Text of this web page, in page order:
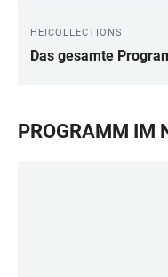
HEICOLLECTIONS
Das gesamte
PROGRAMM IM